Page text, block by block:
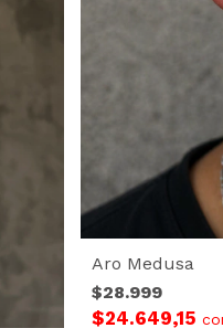
Aro Medusa
$28.999
$24.649,15